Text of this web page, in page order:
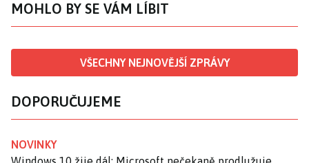
MOHLO BY SE VÁM LÍBIT
VŠECHNY NEJNOVĚJŠÍ ZPRÁVY
DOPORUČUJEME
NOVINKY